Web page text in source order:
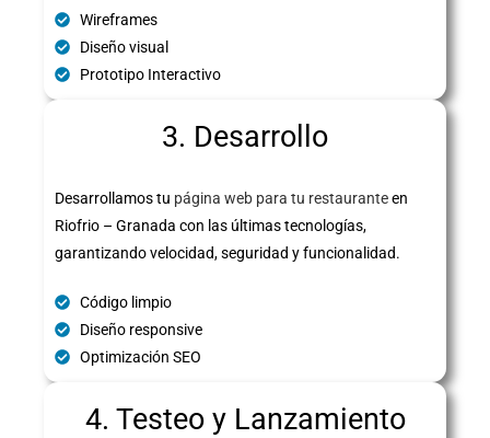
Wireframes
Diseño visual
Prototipo Interactivo
3. Desarrollo
Desarrollamos tu página web para tu restauranteen
Riofrio – Granada con las últimas tecnologías,
garantizando velocidad, seguridad y funcionalidad.
Código limpio
Diseño responsive
Optimización SEO
4. Testeo y Lanzamiento